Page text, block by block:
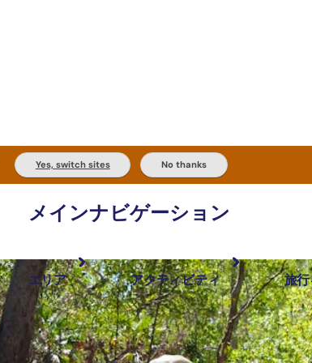
Yes, switch sites No thanks
メインナビゲーション
エリア
最も人気が高い場所 アウトバックと
アクティビティ
体験 旅行タイプ
旅
計画と予約 実用的な情
検索: